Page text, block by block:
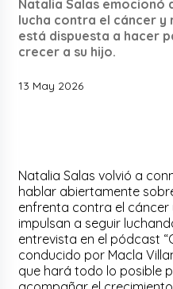
Natalia Salas emocionó
lucha contra el cáncer
está dispuesta a hacer
crecer a su hijo.
13 May 2026
Natalia Salas volvió a
hablar abiertamente
enfrenta contra el cáncer
impulsan a seguir
entrevista en el pódcast
conducido por Macla
que hará todo lo posible